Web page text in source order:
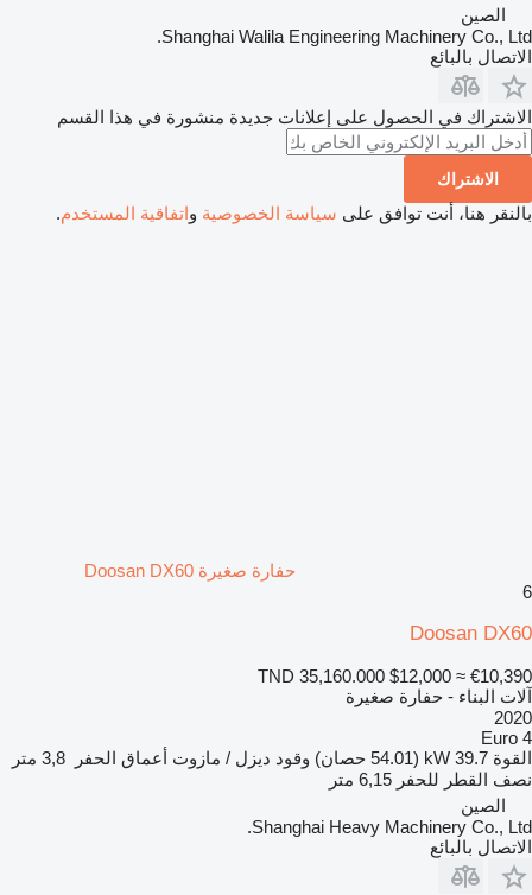
الصين
Shanghai Walila Engineering Machinery Co., Ltd.
الاتصال بالبائع
الاشتراك في الحصول على إعلانات جديدة منشورة في هذا القسم
الاشتراك
بالنقر هنا، أنت توافق على سياسة الخصوصية واتفاقية المستخدم.
حفارة صغيرة Doosan DX60
6
Doosan DX60
TND 35,160.000 $12,000 ≈ €10,390
آلات البناء - حفارة صغيرة
2020
Euro 4
القوة 39.7 kW (54.01 حصان) وقود ديزل / مازوت أعماق الحفر
3,8 متر
نصف القطر للحفر 6,15 متر
الصين
Shanghai Heavy Machinery Co., Ltd.
الاتصال بالبائع